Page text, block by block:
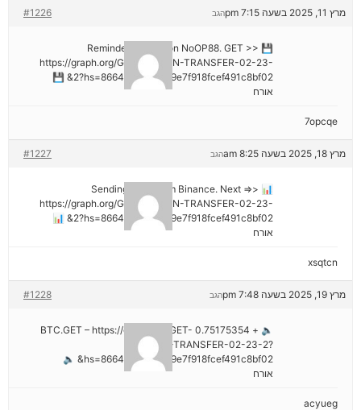
מרץ 11, 2025 בשעה 7:15 pm #1226 הגב
💾 Reminder: Operation NoOP88. GET >>
https://graph.org/GET-BITCOIN-TRANSFER-02-23-
2?hs=8664c520642b9e7f918fcef491c8bf02& 💾
אורח
7opcqe
מרץ 18, 2025 בשעה 8:25 am #1227 הגב
📊 Sending a gift from Binance. Next =>>
https://graph.org/GET-BITCOIN-TRANSFER-02-23-
2?hs=8664c520642b9e7f918fcef491c8bf02& 📊
אורח
xsqtcn
מרץ 19, 2025 בשעה 7:48 pm #1228 הגב
🔈 + 0.75175354 BTC.GET – https://graph.org/GET-
BITCOIN-TRANSFER-02-23-2?
hs=8664c520642b9e7f918fcef491c8bf02& 🔈
אורח
acyueg